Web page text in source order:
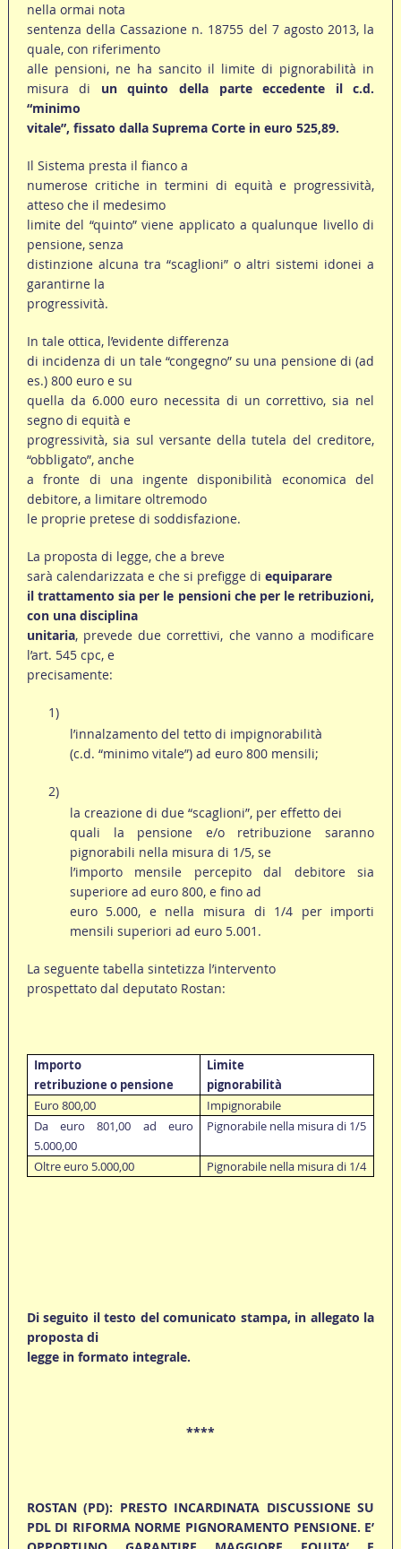
nella ormai nota
sentenza della Cassazione n. 18755 del 7 agosto 2013, la
quale, con riferimento
alle pensioni, ne ha sancito il limite di pignorabilità in
misura di un quinto della parte eccedente il c.d.
“minimo
vitale”, fissato dalla Suprema Corte in euro 525,89.
Il Sistema presta il fianco a
numerose critiche in termini di equità e progressività,
atteso che il medesimo
limite del “quinto” viene applicato a qualunque livello di
pensione, senza
distinzione alcuna tra “scaglioni” o altri sistemi idonei a
garantirne la
progressività.
In tale ottica, l’evidente differenza
di incidenza di un tale “congegno” su una pensione di (ad
es.) 800 euro e su
quella da 6.000 euro necessita di un correttivo, sia nel
segno di equità e
progressività, sia sul versante della tutela del creditore,
“obbligato”, anche
a fronte di una ingente disponibilità economica del
debitore, a limitare oltremodo
le proprie pretese di soddisfazione.
La proposta di legge, che a breve
sarà calendarizzata e che si prefigge di equiparare
il trattamento sia per le pensioni che per le retribuzioni,
con una disciplina
unitaria, prevede due correttivi, che vanno a modificare
l’art. 545 cpc, e
precisamente:
1)
l’innalzamento del tetto di impignorabilità
(c.d. “minimo vitale”) ad euro 800 mensili;
2)
la creazione di due “scaglioni”, per effetto dei
quali la pensione e/o retribuzione saranno
pignorabili nella misura di 1/5, se
l’importo mensile percepito dal debitore sia
superiore ad euro 800, e fino ad
euro 5.000, e nella misura di 1/4 per importi
mensili superiori ad euro 5.001.
La seguente tabella sintetizza l’intervento
prospettato dal deputato Rostan:
Importo
retribuzione o pensione
Limite
pignorabilità
Euro 800,00
Impignorabile
Da euro 801,00 ad euro
5.000,00
Pignorabile nella misura di 1/5
Oltre euro 5.000,00 Pignorabile nella misura di 1/4
Di seguito il testo del comunicato stampa, in allegato la
proposta di
legge in formato integrale.
****
ROSTAN (PD): PRESTO INCARDINATA DISCUSSIONE SU
PDL DI RIFORMA NORME PIGNORAMENTO PENSIONE. E’